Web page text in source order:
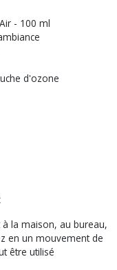
- 100 ml
d'ozone
la maison, au bureau,
en un mouvement de
être utilisé